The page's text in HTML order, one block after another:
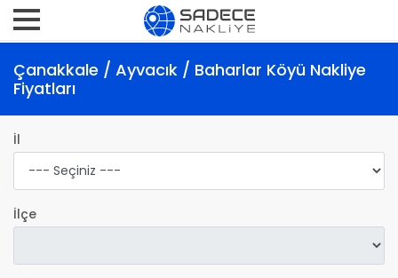
Çanakkale / Ayvacık / Baharlar Köyü Nakliye
Fiyatları
İl
İlçe